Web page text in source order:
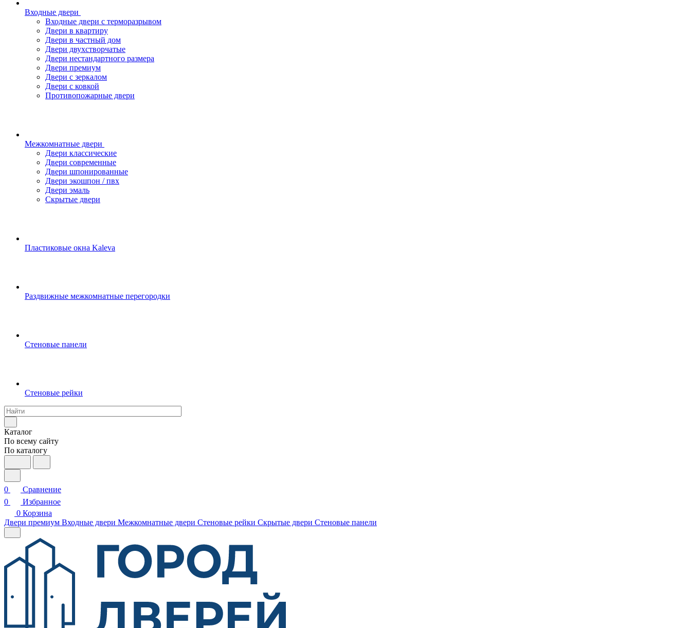
Входные двери
Входные двери с терморазрывом
Двери в квартиру
Двери в частный дом
Двери двухстворчатые
Двери нестандартного размера
Двери премиум
Двери с зеркалом
Двери с ковкой
Противопожарные двери
Межкомнатные двери
Двери классические
Двери современные
Двери шпонированные
Двери экошпон / пвх
Двери эмаль
Скрытые двери
Пластиковые окна Kaleva
Раздвижные межкомнатные перегородки
Стеновые панели
Стеновые рейки
Каталог
По всему сайту
По каталогу
0
Сравнение
0
Избранное
0 Корзина
Двери премиум Входные двери Межкомнатные двери Стеновые рейки Скрытые двери Стеновые панели